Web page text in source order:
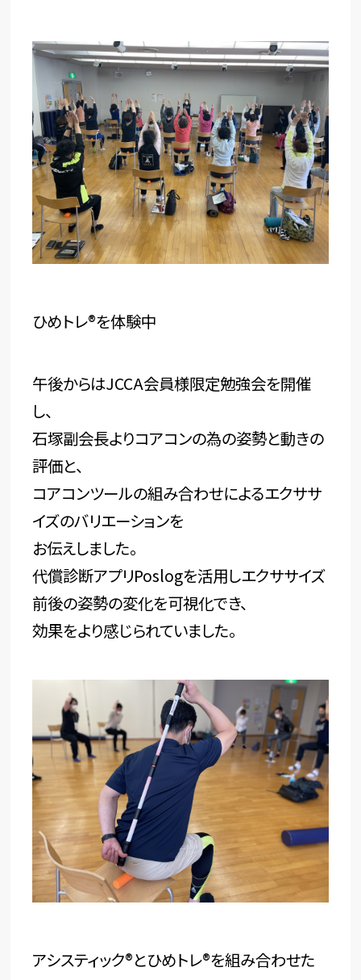
ひめトレ®を体験中
午後からはJCCA会員様限定勉強会を開催
し、
石塚副会長よりコアコンの為の姿勢と動きの
評価と、
コアコンツールの組み合わせによるエクササ
イズのバリエーションを
お伝えしました。
代償診断アプリPoslogを活用しエクササイズ
前後の姿勢の変化を可視化でき、
効果をより感じられていました。
アシスティック®とひめトレ®を組み合わせた